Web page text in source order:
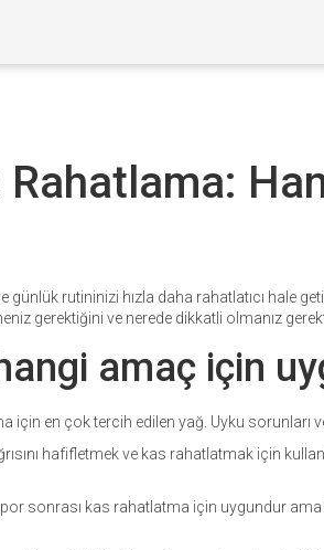
günlük rutininizi hızla daha rahatlatıcı hale
gerektiğini ve nerede dikkatli olmanız
amaç için
için en çok tercih edilen yağ. Uyku sorunları
hafifletmek ve kas rahatlatmak için
sonrası kas rahatlatma için uygundur